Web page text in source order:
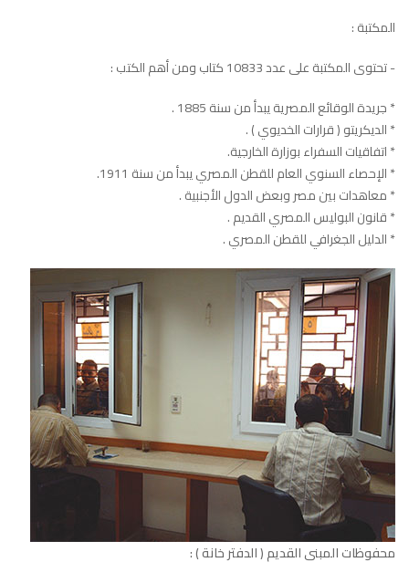
المكتبة :
- تحتوى المكتبة على عدد 10833 كتاب ومن أهم الكتب :
* جريدة الوقائع المصرية يبدأ من سنة 1885 .
* الديكريتو ( قرارات الخديوي ) .
* اتفاقيات السفراء بوزارة الخارجية.
* الإحصاء السنوي العام للقطن المصري يبدأ من سنة 1911.
* معاهدات بين مصر وبعض الدول الأجنبية .
* قانون البوليس المصري القديم .
* الدليل الجغرافي للقطن المصري .
محفوظات المبنى القديم ( الدفتر خانة ) :